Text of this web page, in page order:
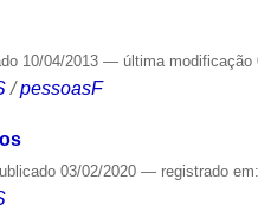
10/04/2013— última modificação
/pessoasF
03/02/2020— registrado em: